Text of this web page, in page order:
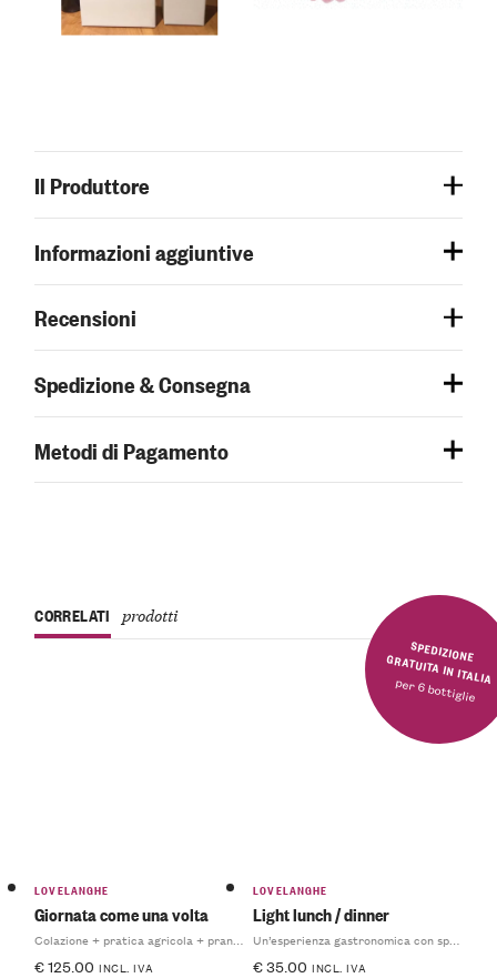
Il Produttore
Informazioni aggiuntive
Recensioni
Spedizione & Consegna
Metodi di Pagamento
SPEDIZIONE GRATUITA IN ITALIA
per 6 bottiglie
CORRELATI prodotti
LOVELANGHE
Giornata come una volta
Colazione + pratica agricola + pranzo
€125.00 INCL. IVA
LOVELANGHE
Light lunch / dinner
Un’esperienza gastronomica con specialità del territorio
Valutato
5.00
5
€35.00 INCL. IVA